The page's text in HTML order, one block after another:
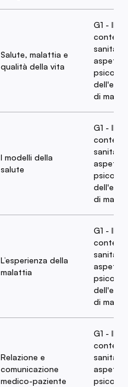
Salute, malattia e
qualità della vita
G1 - Il
aspetti
di
I modelli della
salute
G1 - Il
aspetti
di
L’esperienza della
malattia
G1 - Il
aspetti
di
Relazione e
comunicazione
medico-paziente
G1 - Il
aspetti